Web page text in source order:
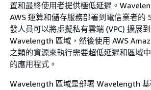
置和最終使用者提供極低延遲。
AWS 運算和儲存服務部署到電信業者的
發人員可以將虛擬私有雲端 (VPC) 擴展
Wavelength 區域，然後使用 AWS
之類的資源來執行需要超低延遲和區域
的應用程式。
Wavelength 區域是部署 Wavelength